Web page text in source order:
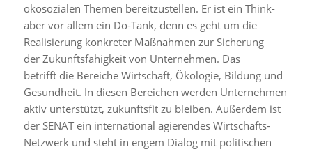
ökosozialen Themen bereitzustellen. Er ist ein Think-
aber vor allem ein Do-Tank, denn es geht um die
Realisierung konkreter Maßnahmen zur Sicherung
der Zukunftsfähigkeit von Unternehmen. Das
betrifft die Bereiche Wirtschaft, Ökologie, Bildung und
Gesundheit. In diesen Bereichen werden Unternehmen
aktiv unterstützt, zukunftsfit zu bleiben. Außerdem ist
der SENAT ein international agierendes Wirtschafts-
Netzwerk und steht in engem Dialog mit politischen